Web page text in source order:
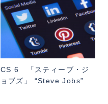
CS 6 「スティーブ・ジ
ョブズ」 “Steve Jobs”